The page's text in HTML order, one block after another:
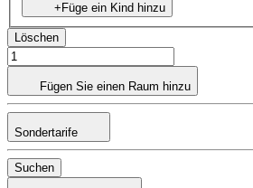
+Füge ein Kind hinzu
Löschen
Fügen Sie einen Raum hinzu
Sondertarife
Suchen